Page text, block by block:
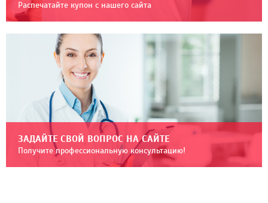
Распечатайте купон с нашего сайта
ЗАДАЙТЕ СВОЙ ВОПРОС НА САЙТЕ
Получите профессиональную консультацию!